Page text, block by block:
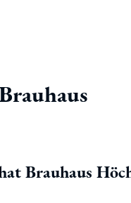
Brauhaus